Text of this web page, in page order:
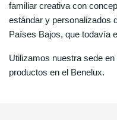
familiar creativa con
estándar y personalizados
Países Bajos, que todavía
Utilizamos nuestra sede
productos en el Benelux.